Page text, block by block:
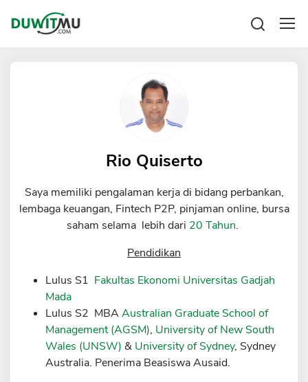
Mengelola keuangan
Pinjaman Online
Hutang
KTA
Broker Forex
Sekuritas Saham
Bank Digital
Crypto
Rio Quiserto
Saya memiliki pengalaman kerja di bidang perbankan,
lembaga keuangan, Fintech P2P, pinjaman online, bursa
saham selama lebih dari 20 Tahun.
Pendidikan
Lulus S1 Fakultas Ekonomi Universitas Gadjah
Mada
Lulus S2 MBAAustralian Graduate School of
Management (AGSM), University of New South
Wales (UNSW) & University of Sydney, Sydney
Australia. Penerima Beasiswa Ausaid.